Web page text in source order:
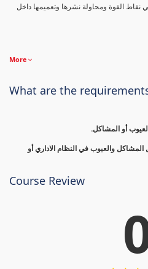
القوة ومحاولة نشرها وتعميمها داخل
More
What are the
أو المشاكل.
والعيوب في النظام الاداري أو
Course Review